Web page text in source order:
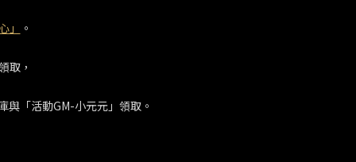
」 。
取，
「活動GM-小元元」領取。